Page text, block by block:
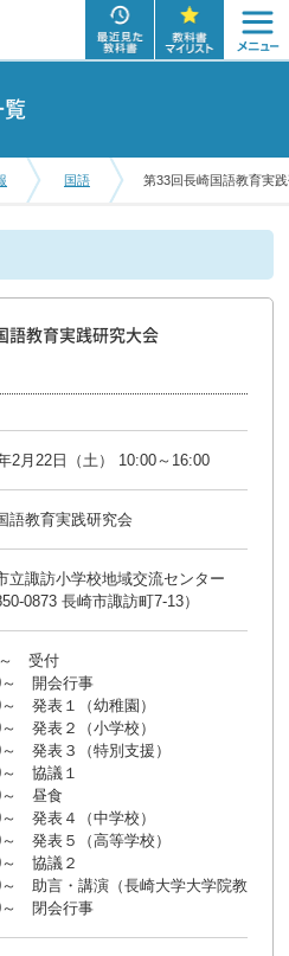
覧
国語 第33回長崎国語教育実
語教育実践研究大会
2月22日（土） 10:00～16:00
語教育実践研究会
立諏訪小学校地域交流センター
0873 長崎市諏訪町7-13）
受付
～ 開会行事
発表１（幼稚園）
発表２（小学校）
発表３（特別支援）
～ 協議１
～ 昼食
発表４（中学校）
発表５（高等学校）
～ 協議２
～ 助言・講演（長崎大学大学院教育
～ 閉会行事